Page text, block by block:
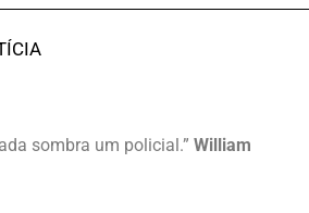
sombra um policial.” William